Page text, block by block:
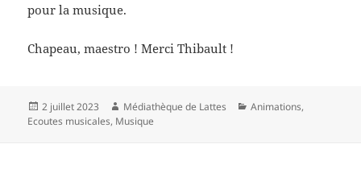
pour la musique.
Chapeau, maestro ! Merci Thibault !
Publié
le
2 juillet 2023 Auteur
Médiathèque de Lattes Catégories
Animations,
Ecoutes musicales, Musique